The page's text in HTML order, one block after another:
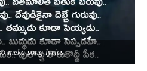
meka song lyrics